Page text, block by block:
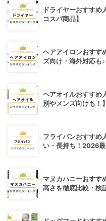
ドライヤーおすすめ
コスパ商品】
ヘアアイロンおすす
ズ向け・海外対応も♪
ヘアオイルおすすめ
別やメンズ向けも！】
フライパンおすすめ
い・長持ち！2026最
マヌカハニーおすす
高さを徹底比較・検